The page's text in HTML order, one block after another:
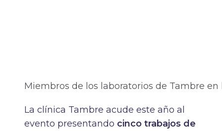
Miembros de los laboratorios de Tambre en
La clínica Tambre acude este año al
evento presentando cinco trabajos de